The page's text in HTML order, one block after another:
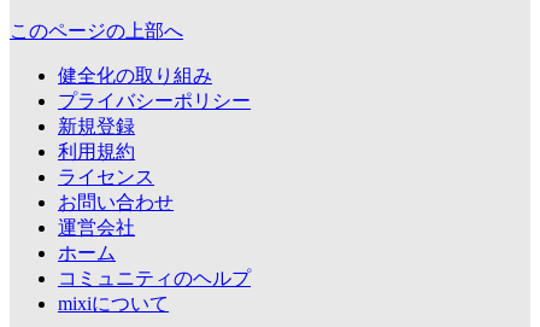
このページの上部へ
健全化の取り組み
プライバシーポリシー
新規登録
利用規約
ライセンス
お問い合わせ
運営会社
ホーム
コミュニティのヘルプ
mixiについて